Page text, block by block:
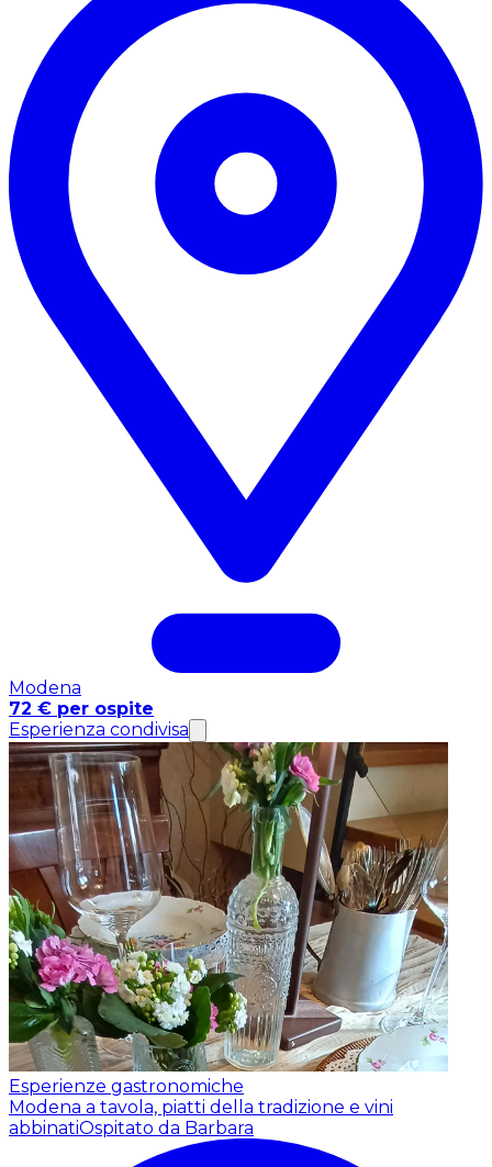
Modena
72 € per ospite
Esperienza condivisa
Esperienze gastronomiche
Modena a tavola, piatti della tradizione e vini
abbinatiOspitato da Barbara